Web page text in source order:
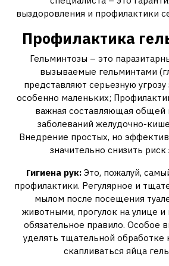
выздоровления и профилактики
Профилактика
Гельминтозы – это
вызываемые гельминтами
представляют серьезную
особенно маленьких;
важная составляющая общей
заболеваний желудочно-
Внедрение простых‚ но
значительно снизить риск
Гигиена рук:Это‚ пожалуй‚
профилактики. Регулярное и
мылом после посещения
животными‚ прогулок на улице
обязательное правило. Особое
уделять тщательной обработке
скапливаться яйца